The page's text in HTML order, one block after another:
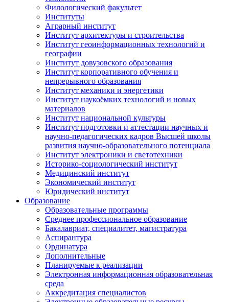
Филологический факультет
Институты
Аграрный институт
Институт архитектуры и строительства
Институт геоинформационных технологий и
географии
Институт довузовского образования
Институт корпоративного обучения и
непрерывного образования
Институт механики и энергетики
Институт наукоёмких технологий и новых
материалов
Институт национальной культуры
Институт подготовки и аттестации научных и
научно-педагогических кадров Высшей школы
развития научно-образовательного потенциала
Институт электроники и светотехники
Историко-социологический институт
Медицинский институт
Экономический институт
Юридический институт
Образование
Образовательные программы
Среднее профессиональное образование
Бакалавриат, специалитет, магистратура
Аспирантура
Ординатура
Дополнительные
Планируемые к реализации
Электронная информационная образовательная
среда
Аккредитация специалистов